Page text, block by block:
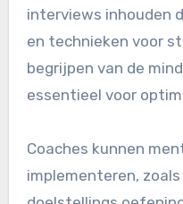
interviews inhouden
en technieken voor
begrijpen van de
essentieel voor
Coaches kunnen
implementeren,